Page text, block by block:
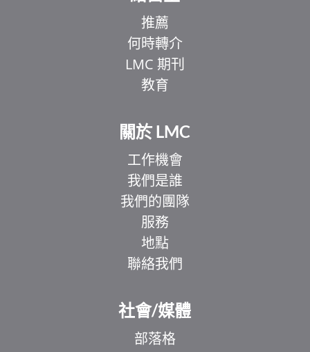
推薦
何時轉介
LMC 期刊
教育
關於 LMC
工作機會
我們是誰
我們的團隊
服務
地點
聯絡我們
社會/媒體
部落格